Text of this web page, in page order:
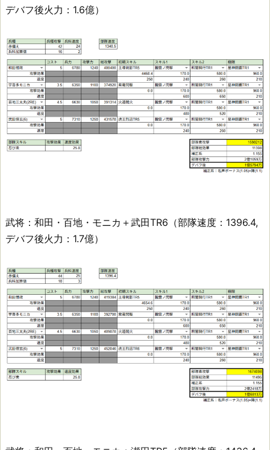
デバフ後火力：1.6億）
武将：和田・百地・モニカ＋武田TR6（部隊速度：1396.4,
デバフ後火力：1.7億）